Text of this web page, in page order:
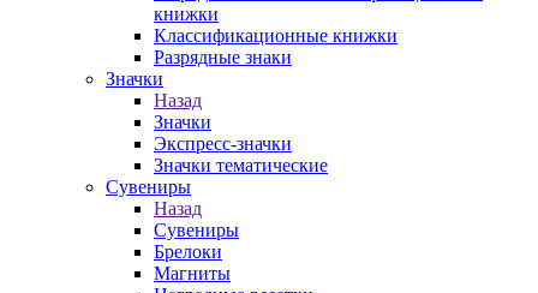
книжки
Классификационные книжки
Разрядные знаки
Значки
Назад
Значки
Экспресс-значки
Значки тематические
Сувениры
Назад
Сувениры
Брелоки
Магниты